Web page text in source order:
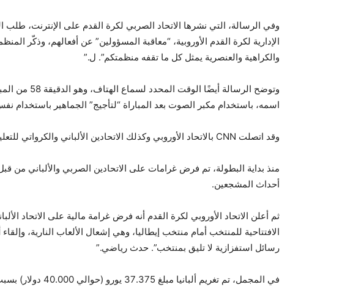
وفي الرسالة، التي نشرها الاتحاد الصربي لكرة القدم على الإنترنت، طلب
الإدارية لكرة القدم الأوروبية، “معاقبة المسؤولين” عن أفعالهم، وذكّر
والكراهية والعنصرية يمثل كل ما تقفه منظمتكم”. ل.”
وتوضح الرسالة
اسمه، باستخدام مكبر الصوت بعد المباراة “لتأجيج” الجماهير باستخدام
وقد اتصلت CNN بالاتحاد الأوروبي وكذلك الاتحادين الألباني والكرواتي للتعليق على رسالة الاتحاد الصربي.
منذ بداية البطولة، تم فرض غرامات على الاتحادين الصربي والألباني من
أحداث المشجعين.
الافتتاحية للمنتخب أمام منتخب إيطاليا، وهي إشعال الألعاب النارية،
رسائل استفزازية لا تليق بمنتخب”. حدث رياضي.”
في المجمل، تم تغريم ألبانيا مبلغ 37.375 يورو (حوالي 40.000 دولار) بسبب هذه الحوادث.